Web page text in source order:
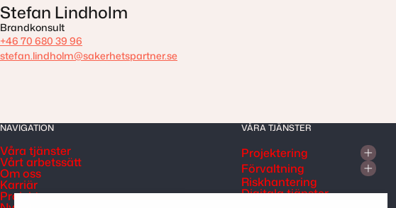
Stefan Lindholm
Brandkonsult
+46 70 680 39 96
stefan.lindholm@sakerhetspartner.se
NAVIGATION
Våra tjänster
Vårt arbetssätt
Om oss
Karriär
Projekt
VÅRA TJÄNSTER
Projektering
Förvaltning
Riskhantering
Digitala tjänster